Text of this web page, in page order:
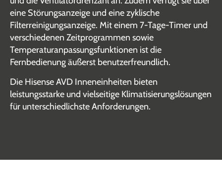
eine Störungsanzeige und eine zyklische
Filterreinigungsanzeige. Mit einem 7-Tage-Timer und
verschiedenen Zeitprogrammen sowie
Temperaturanpassungsfunktionen ist die
Fernbedienung äußerst benutzerfreundlich.
Die Hisense AVD Inneneinheiten bieten
leistungsstarke und vielseitige Klimatisierungslösungen
für unterschiedlichste Anforderungen.